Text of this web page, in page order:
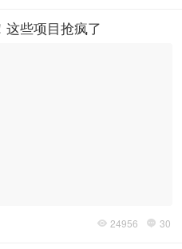
些项目抢疯了
 24956  30